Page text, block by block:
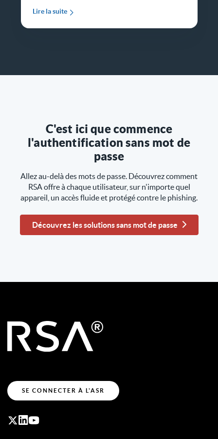
Lire la suite
C'est ici que commence
l'authentification sans mot de
passe
Allez au-delà des mots de passe. Découvrez comment
RSA offre à chaque utilisateur, sur n'importe quel
appareil, un accès fluide et protégé contre le phishing.
Découvrez les solutions sans mot de passe
SE CONNECTER À L'ASR